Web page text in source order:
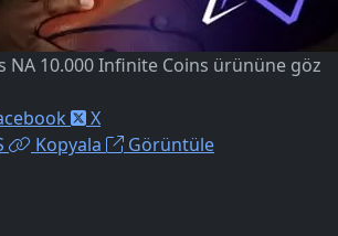
NA 10.000 Infinite Coins ürününe göz
X
Kopyala Görüntüle